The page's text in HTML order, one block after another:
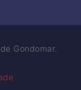
Gondomar.